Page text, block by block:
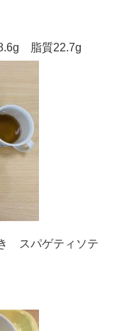
脂質22.7g
スパゲティソテ